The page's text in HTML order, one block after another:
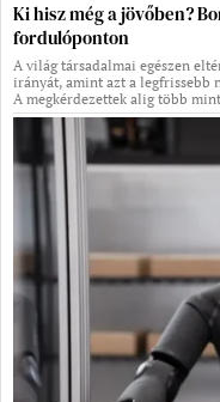
Ki hisz még a jövőben?
fordulóponton
A világ társadalmai egészen
irányát, amint azt a legfrissebb
A megkérdezettek alig több